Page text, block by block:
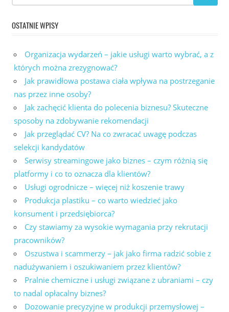
OSTATNIE WPISY
Organizacja wydarzeń – jakie usługi warto wybrać, a z
których można zrezygnować?
Jak prawidłowa postawa ciała wpływa na postrzeganie
nas przez inne osoby?
Jak zachęcić klienta do polecenia biznesu? Skuteczne
sposoby na zdobywanie rekomendacji
Jak przeglądać CV? Na co zwracać uwagę podczas
selekcji kandydatów
Serwisy streamingowe jako biznes – czym różnią się
platformy i co to oznacza dla klientów?
Usługi ogrodnicze – więcej niż koszenie trawy
Produkcja plastiku – co warto wiedzieć jako
konsument i przedsiębiorca?
Czy stawiamy za wysokie wymagania przy rekrutacji
pracowników?
Oszustwa i scammerzy – jak jako firma radzić sobie z
nadużywaniem i oszukiwaniem przez klientów?
Pralnie chemiczne i usługi związane z ubraniami – czy
to nadal opłacalny biznes?
Dozowanie precyzyjne w produkcji przemysłowej –